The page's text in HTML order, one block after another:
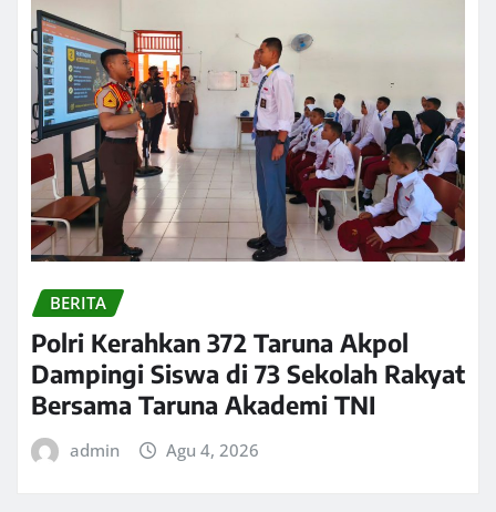
BERITA
Polri Kerahkan 372 Taruna Akpol
Dampingi Siswa di 73 Sekolah Rakyat
Bersama Taruna Akademi TNI
admin Agu 4, 2026